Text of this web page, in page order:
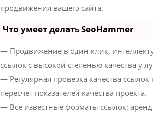
продвижения вашего сайта.
Что умеет делать SeoHammer
— Продвижение в один клик,
ссылок с высокой степенью качества у
— Регулярная проверка качества
пересчет показателей качества проекта.
— Все известные форматы ссылок: